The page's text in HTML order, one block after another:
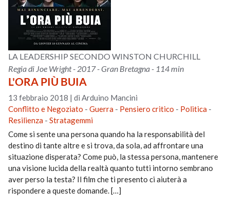
LA LEADERSHIP SECONDO WINSTON CHURCHILL
Regia di Joe Wright - 2017 - Gran Bretagna - 114 min
L'ORA PIÙ BUIA
13 febbraio 2018 |di Arduino Mancini
Conflitto e Negoziato -Guerra - Pensiero critico - Politica -
Resilienza -Stratagemmi
Come si sente una persona quando ha la responsabilità del
destino di tante altre e si trova, da sola, ad affrontare una
situazione disperata? Come può, la stessa persona, mantenere
una visione lucida della realtà quanto tutti intorno sembrano
aver perso la testa? Il film che ti presento ci aiuterà a
rispondere a queste domande. […]